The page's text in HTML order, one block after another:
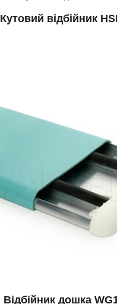
Кутовий відбійник
Відбійник дошка